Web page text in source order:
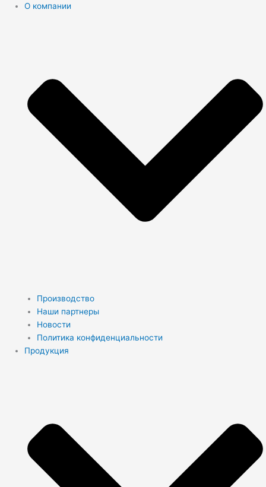
О компании
Производство
Наши партнеры
Новости
Политика конфиденциальности
Продукция